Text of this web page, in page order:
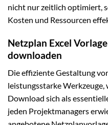
nicht nur zeitlich optimiert,
Kosten und Ressourcen
Netzplan Excel
downloaden
Die effiziente Gestaltung
leistungsstarke Werkzeuge,
Download sich als
jeden Projektmanagers